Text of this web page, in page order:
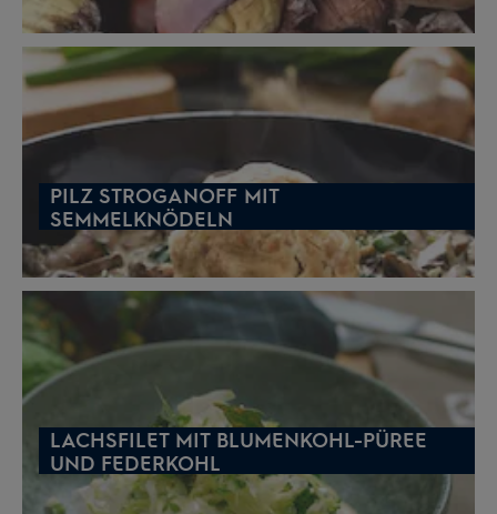
PILZ STROGANOFF MIT
SEMMELKNÖDELN
LACHSFILET MIT BLUMENKOHL-PÜREE
UND FEDERKOHL